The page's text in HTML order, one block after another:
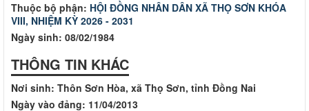
Thuộc bộ phận: HỘI ĐỒNG NHÂN DÂN XÃ THỌ SƠN KHÓA
VIII, NHIỆM KỲ 2026 - 2031
Ngày sinh: 08/02/1984
THÔNG TIN KHÁC
Nơi sinh: Thôn Sơn Hòa, xã Thọ Sơn, tỉnh Đồng Nai
Ngày vào đảng: 11/04/2013